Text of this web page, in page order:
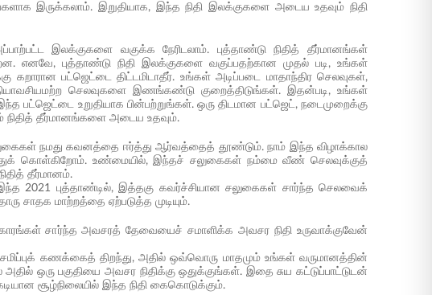
இருக்கலாம். இறுதியாக, இந்த நிதி இலக்குகளை அடைய உதவும் நிதி
இலக்குகளை வகுக்க நேரிடலாம். புத்தாண்டு நிதித் தீர்மானங்கள்
எனவே, புத்தாண்டு நிதி இலக்குகளை வகுப்பதற்கான முதல் படி, உங்கள்
கறாரான பட்ஜெட்டை திட்டமிடாதீர். உங்கள் அடிப்படை மாதாந்திர செலவுகள்,
செலவுகளை இணங்கண்டு குறைத்திடுங்கள். இதன்படி, உங்கள்
பட்ஜெட்டை உறுதியாக பின்பற்றுங்கள். ஒரு திடமான பட்ஜெட், நடைமுறைக்கு
நிதித் தீர்மானங்களை அடைய உதவும்.
நமது கவனத்தை ஈர்த்து ஆர்வத்தைத் தூண்டும். நாம் இந்த விழாக்கால
கொள்கிறோம். உண்மையில், இந்தச் சலுகைகள் நம்மை வீண் செலவுக்குத்
தீர்மானம்.
2021 புத்தாண்டில், இத்தகு கவர்ச்சியான சலுகைகள் சார்ந்த செலவைக்
சாதக மாற்றத்தை ஏற்படுத்த முடியும்.
சார்ந்த அவசரத் தேவையைச் சமாளிக்க அவசர நிதி உருவாக்குவேன்
கணக்கைத் திறந்து, அதில் ஒவ்வொரு மாதமும் உங்கள் வருமானத்தின்
ஒரு பகுதியை அவசர நிதிக்கு ஒதுக்குங்கள். இதை சுய கட்டுப்பாட்டுடன்
சூழ்நிலையில் இந்த நிதி கைகொடுக்கும்.